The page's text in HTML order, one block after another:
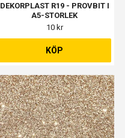
DEKORPLAST R19 - PROVBIT I
A5-STORLEK
10 kr
KÖP